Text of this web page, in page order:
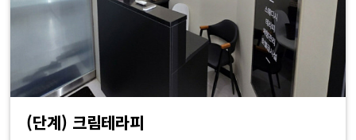
(단계) 크림테라피